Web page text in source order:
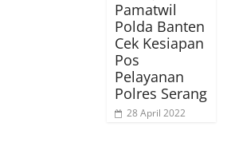
Pamatwil
Polda Banten
Cek Kesiapan
Pos
Pelayanan
Polres Serang
28 April 2022